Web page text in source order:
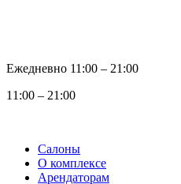
Ежедневно 11:00 ‒ 21:00
11:00 ‒ 21:00
Салоны
О комплексе
Арендаторам